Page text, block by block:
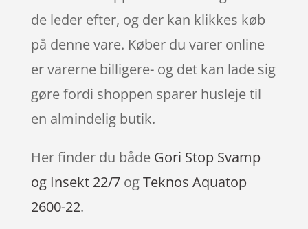
de leder efter, og der kan klikkes køb
på denne vare. Køber du varer online
er varerne billigere- og det kan lade sig
gøre fordi shoppen sparer husleje til
en almindelig butik.
Her finder du både Gori Stop Svamp
og Insekt 22/7ogTeknos Aquatop
2600-22.